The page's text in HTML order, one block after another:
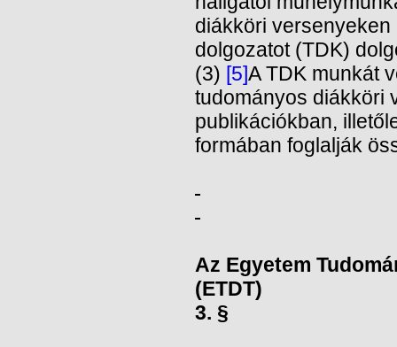
diákköri
dolgozatot (TDK)
(3) [5]A TDK munkát
tudományos diákköri
publikációkban,
formában foglalják
Az Egyetem
(ETDT)
3. §